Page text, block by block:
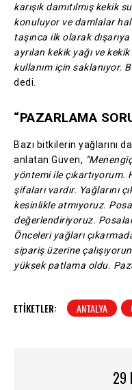
karışık damıtılmış kekik
konuluyor ve damlalar
taşınca ilk olarak
ayrılan kekik yağı ve
kullanım için saklanıyor.
dedi.
“PAZARLAMA
Bazı bitkilerin yağlarını
anlatan Güven,
yöntemi ile çıkartıyorum.
şifaları vardır. Yağlarını
kesinlikle atmıyoruz.
değerlendiriyoruz.
Önceleri yağları
sipariş üzerine
yüksek patlama oldu.
ETIKETLER: ANTALYA
29